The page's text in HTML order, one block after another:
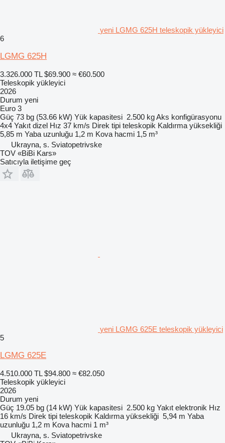
yeni LGMG 625H teleskopik yükleyici
6
LGMG 625H
3.326.000 TL $69.900 ≈ €60.500
Teleskopik yükleyici
2026
Durum yeni
Euro 3
Güç 73 bg (53.66 kW) Yük kapasitesi 2.500 kgAks konfigürasyonu
4x4 Yakıt dizel Hız 37 km/s Direk tipi teleskopik Kaldırma yüksekliği
5,85 m Yaba uzunluğu 1,2 m Kova hacmi 1,5 m³
Ukrayna, s. Sviatopetrivske
TOV «BiBi Kars»
Satıcıyla iletişime geç
yeni LGMG 625E teleskopik yükleyici
5
LGMG 625E
4.510.000 TL $94.800 ≈ €82.050
Teleskopik yükleyici
2026
Durum yeni
Güç 19.05 bg (14 kW) Yük kapasitesi 2.500 kg Yakıt elektronik Hız
16 km/s Direk tipi teleskopik Kaldırma yüksekliği 5,94 m Yaba
uzunluğu 1,2 m Kova hacmi 1 m³
Ukrayna, s. Sviatopetrivske